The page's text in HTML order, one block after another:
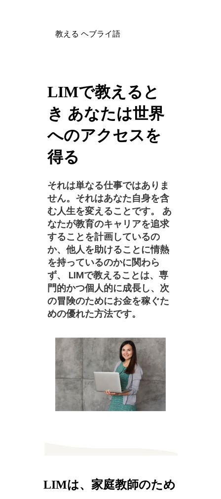
教える ヘブライ語
LIMで教えると
き あなたは世界
へのアクセスを
得る
それは単なる仕事ではありま
せん。それはあなた自身を含
む人生を変えることです。 あ
なたが教育のキャリアを追求
することを計画しているの
か、他人を助けることに情熱
を持っているのかに関わら
ず、 LIMで教えることは、専
門的かつ個人的に成長し、次
の冒険のためにお金を稼ぐた
めの優れた方法です。
LIMは、家庭教師のため